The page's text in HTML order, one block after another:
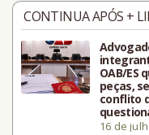
CONTINUA APÓS +
OAB/ES
peças,
conflito
16 de